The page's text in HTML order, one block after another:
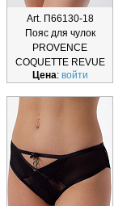
Art. П66130-18
Пояс для чулок
PROVENCE
COQUETTE REVUE
П66130-18
Цена: войти